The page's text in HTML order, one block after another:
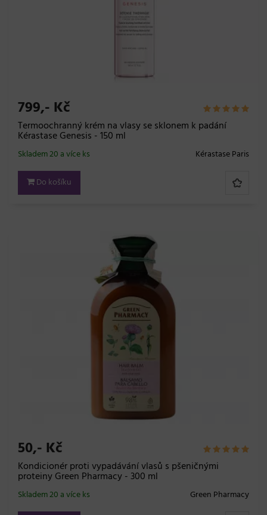
799,- Kč
Termoochranný krém na vlasy se sklonem k padání
Kérastase Genesis - 150 ml
Kérastase Paris
Skladem 20 a více ks
Do košíku
50,- Kč
Kondicionér proti vypadávání vlasů s pšeničnými
proteiny Green Pharmacy - 300 ml
Green Pharmacy
Skladem 20 a více ks